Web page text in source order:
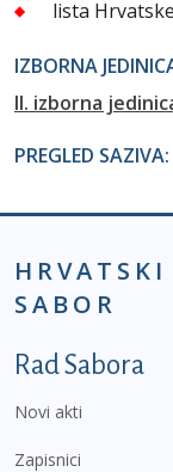
lista
IZBORNA
II. izborna
PREGLED SAZIVA:
HRVATSKI
SABOR
Podnožje
Rad Sabora
Novi akti
Zapisnici